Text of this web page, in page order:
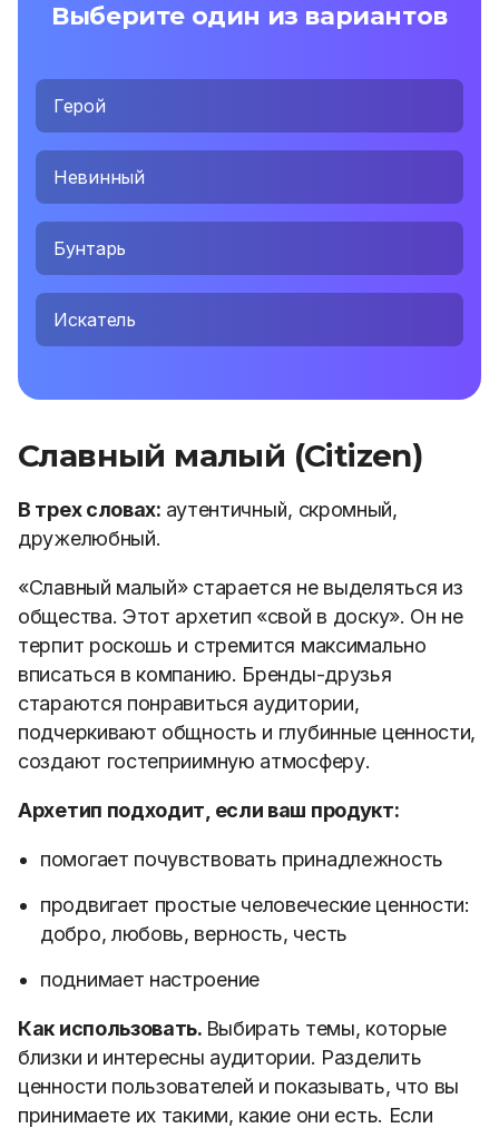
Выберите один из вариантов
Герой
Невинный
Бунтарь
Искатель
Славный малый (Citizen)
В трех словах: аутентичный, скромный,
дружелюбный.
«Славный малый» старается не выделяться из
общества. Этот архетип «свой в доску». Он не
терпит роскошь и стремится максимально
вписаться в компанию. Бренды-друзья
стараются понравиться аудитории,
подчеркивают общность и глубинные ценности,
создают гостеприимную атмосферу.
Архетип подходит, если ваш продукт:
помогает почувствовать принадлежность
продвигает простые человеческие ценности:
добро, любовь, верность, честь
поднимает настроение
Как использовать. Выбирать темы, которые
близки и интересны аудитории. Разделить
ценности пользователей и показывать, что вы
принимаете их такими, какие они есть. Если